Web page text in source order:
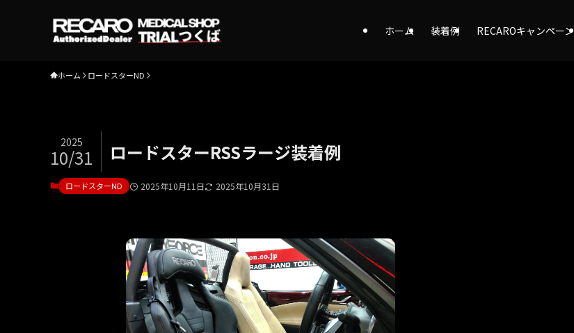
ホーム 装着例 RECAROキャンペーン
ホーム ロードスターND
ロードスターRSSラージ装着例
2025
10/31
ロードスターND 2025年10月11日 2025年10月31日